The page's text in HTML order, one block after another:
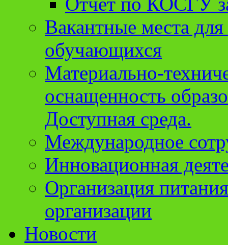
Вакантные места
обучающихся
Материально-
оснащенность
Доступная среда.
Международное
Инновационная
Организация
организации
Новости